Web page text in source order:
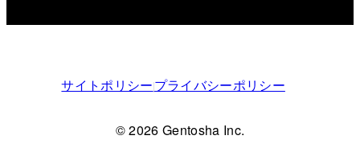
サイトポリシープライバシーポリシー
© 2026 Gentosha Inc.